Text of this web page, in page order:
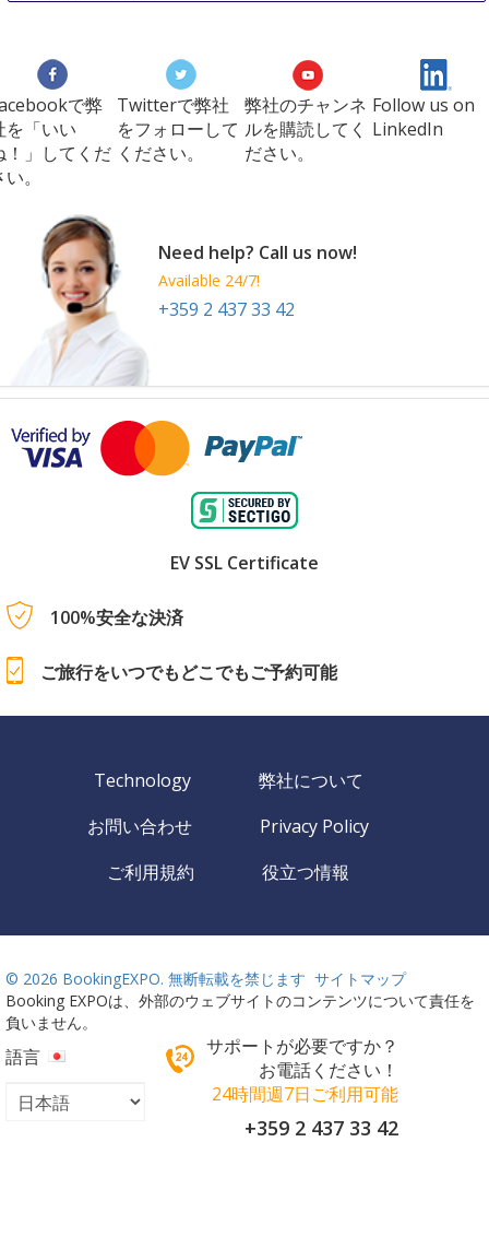
で弊
を「いい
！」してくだ
。
Twitterで弊社
をフォローして
ください。
弊社のチャンネ
ルを購読してく
ださい。
Follow us on
LinkedIn
Need help? Call us now!
Available 24/7!
+359 2 437 33 42
EV SSL Certificate
100%安全な決済
ご旅行をいつでもどこでもご予約可能
Technology
弊社について
お問い合わせ
Privacy Policy
ご利用規約
役立つ情報
© 2026 BookingEXPO. 無断転載を禁じます サイトマップ
Booking EXPOは、外部のウェブサイトのコンテンツについて責任を
負いません。
語言
サポートが必要ですか？
お電話ください！
24時間週7日ご利用可能
+359 2 437 33 42